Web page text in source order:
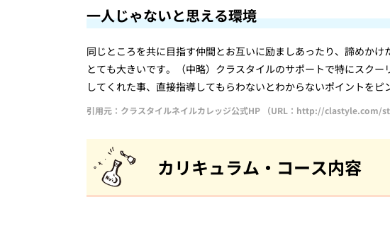
一人じゃないと思える環境
同じところを共に目指す仲間とお互いに励ましあったり、諦めか
とても大きいです。（中略）クラスタイルのサポートで特にスク
してくれた事、直接指導してもらわないとわからないポイントをピ
引用元：クラスタイルネイルカレッジ公式HP （URL：http://clastyle.com/
カリキュラム・コース内容